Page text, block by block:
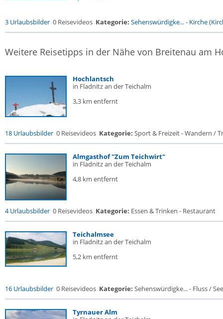
3 Urlaubsbilder 0 Reisevideos Kategorie: Sehenswürdigke...- Kirche
Weitere Reisetipps in der Nähe von Breitenau am
Hochlantsch
in Fladnitz an der Teichalm
3,3 km entfernt
18 Urlaubsbilder 0 Reisevideos Kategorie: Sport & Freizeit - Wandern /
Almgasthof "Zum Teichwirt"
in Fladnitz an der Teichalm
4,8 km entfernt
4 Urlaubsbilder 0 Reisevideos Kategorie: Essen & Trinken - Restaurant
Teichalmsee
in Fladnitz an der Teichalm
5,2 km entfernt
16 Urlaubsbilder 0 Reisevideos Kategorie: Sehenswürdigke... - Fluss /
Tyrnauer Alm